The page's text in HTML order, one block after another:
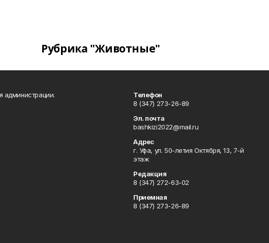
Рубрика "Животные"
администрации.
Телефон
8 (347) 273-26-89
Эл. почта
bashkizi2022@mail.ru
Адрес
г. Уфа, ул. 50-летия Октября, 13, 7-й
этаж
Редакция
8 (347) 272-63-02
Приемная
8 (347) 273-26-89